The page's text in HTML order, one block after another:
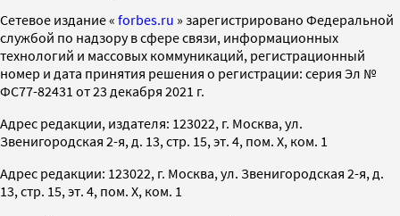
Cетевое издание « forbes.ru » зарегистрировано Федеральной
службой по надзору в сфере связи, информационных
технологий и массовых коммуникаций, регистрационный
номер и дата принятия решения о регистрации: серия Эл №
ФС77-82431 от 23 декабря 2021 г.
Адрес редакции, издателя: 123022, г. Москва, ул.
Звенигородская 2-я, д. 13, стр. 15, эт. 4, пом. X, ком. 1
Адрес редакции: 123022, г. Москва, ул. Звенигородская 2-я, д.
13, стр. 15, эт. 4, пом. X, ком. 1